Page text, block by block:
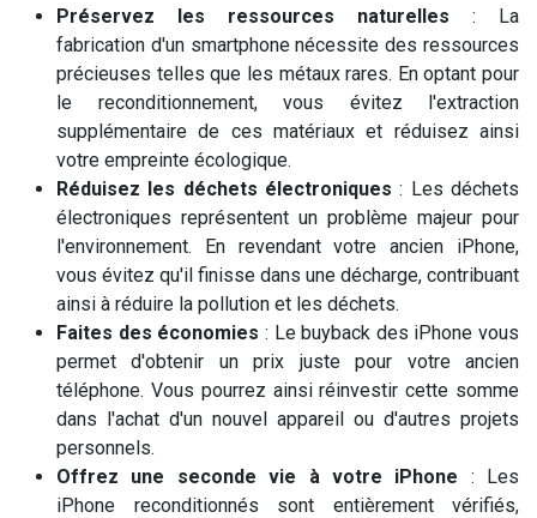
Préservez les ressources naturelles : La
fabrication d'un smartphone nécessite des ressources
précieuses telles que les métaux rares. En optant pour
le reconditionnement, vous évitez l'extraction
supplémentaire de ces matériaux et réduisez ainsi
votre empreinte écologique.
Réduisez les déchets électroniques : Les déchets
électroniques représentent un problème majeur pour
l'environnement. En revendant votre ancien iPhone,
vous évitez qu'il finisse dans une décharge, contribuant
ainsi à réduire la pollution et les déchets.
Faites des économies : Le buyback des iPhone vous
permet d'obtenir un prix juste pour votre ancien
téléphone. Vous pourrez ainsi réinvestir cette somme
dans l'achat d'un nouvel appareil ou d'autres projets
personnels.
Offrez une seconde vie à votre iPhone : Les
iPhone reconditionnés sont entièrement vérifiés,